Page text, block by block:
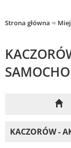
Strona główna
KACZORÓW -